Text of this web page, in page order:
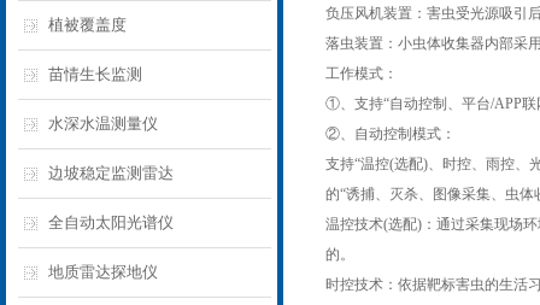
植被覆盖度
苗情生长监测
水深水温测量仪
边坡稳定监测雷达
全自动太阳光谱仪
地质雷达探地仪
负压风机装置：害虫受光源吸引
落虫装置：小虫体收集器内部采
工作模式：
①、支持“自动控制、平台/APP
②、自动控制模式：
支持“温控(选配)、时控、雨控、
的“诱捕、灭杀、图像采集、虫
温控技术(选配)：通过采集现场
的。
时控技术：依据靶标害虫的生活